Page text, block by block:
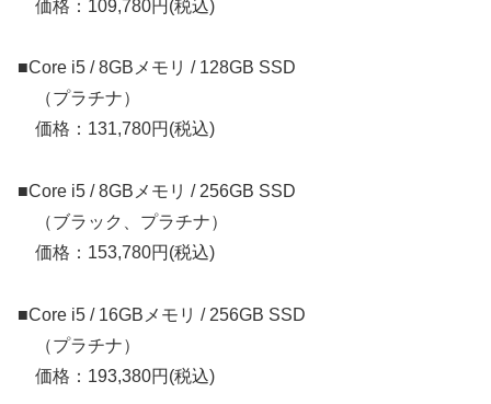
価格：109,780円(税込)
■Core i5 / 8GBメモリ / 128GB SSD
（プラチナ）
価格：131,780円(税込)
■Core i5 / 8GBメモリ / 256GB SSD
（ブラック、プラチナ）
価格：153,780円(税込)
■Core i5 / 16GBメモリ / 256GB SSD
（プラチナ）
価格：193,380円(税込)